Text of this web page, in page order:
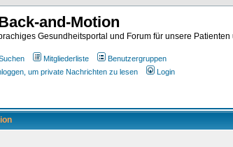
and-Motion
Gesundheitsportal und Forum für unsere
Mitgliederliste
Benutzergruppen
um private Nachrichten zu lesen Login